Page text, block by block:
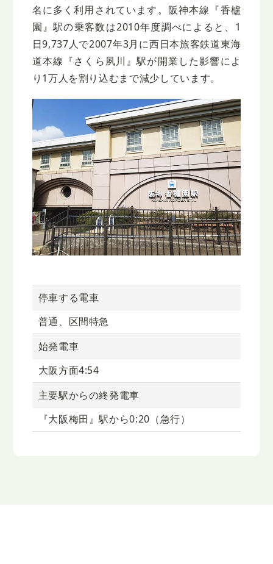
名に多く利用されています。阪神本線『香櫨
園』駅の乗客数は2010年度調べによると、1
日9,737人で2007年3月に西日本旅客鉄道東海
道本線『さくら夙川』駅が開業した影響によ
り1万人を割り込むまで減少しています。
停車する電車
普通、区間特急
始発電車
大阪方面4:54
主要駅からの終発電車
『大阪梅田』駅から0:20（急行）